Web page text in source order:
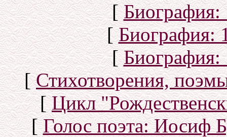
[Биография:
[Биография:
[Биография:
[Стихотворения,
[Цикл
[Голос поэта: Иосиф